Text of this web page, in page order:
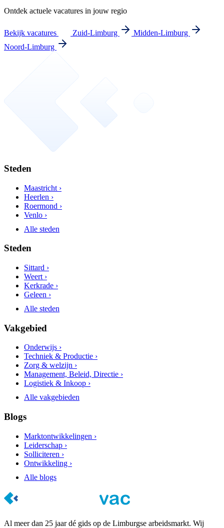
Ontdek actuele vacatures in jouw regio
Bekijk vacatures Zuid-Limburg
Midden-Limburg
Noord-Limburg
Steden
Maastricht ›
Heerlen ›
Roermond ›
Venlo ›
Alle steden
Steden
Sittard ›
Weert ›
Kerkrade ›
Geleen ›
Alle steden
Vakgebied
Onderwijs ›
Techniek & Productie ›
Zorg & welzijn ›
Management, Beleid, Directie ›
Logistiek & Inkoop ›
Alle vakgebieden
Blogs
Marktontwikkelingen ›
Leiderschap ›
Solliciteren ›
Ontwikkeling ›
Alle blogs
Al meer dan 25 jaar dé gids op de Limburgse arbeidsmarkt. Wij